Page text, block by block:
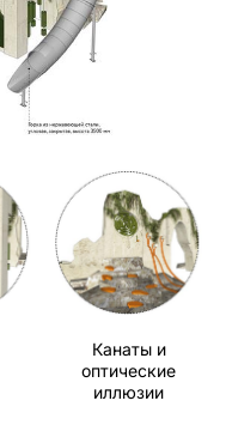
Канаты и
оптические
иллюзии